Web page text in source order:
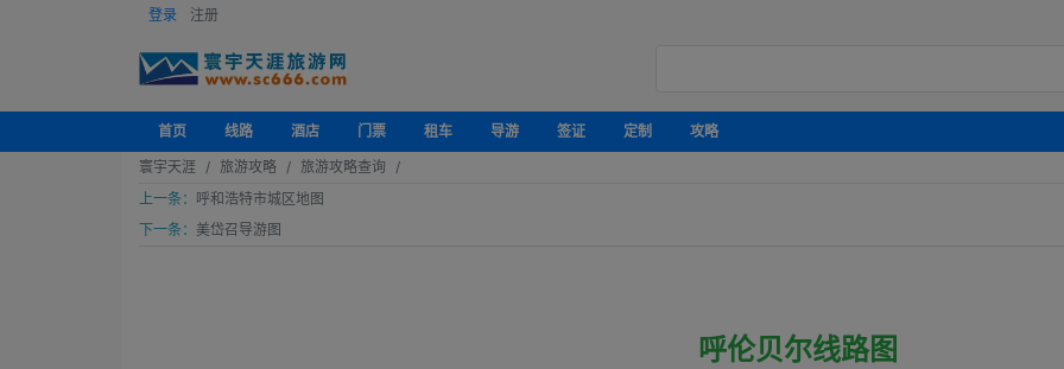
登录 注册
首页 线路 酒店 门票 租车 导游 签证 定制
攻略
寰宇天涯
旅游攻略
旅游攻略查询
上一条： 呼和浩特市城区地图
下一条： 美岱召导游图
呼伦贝尔线路图